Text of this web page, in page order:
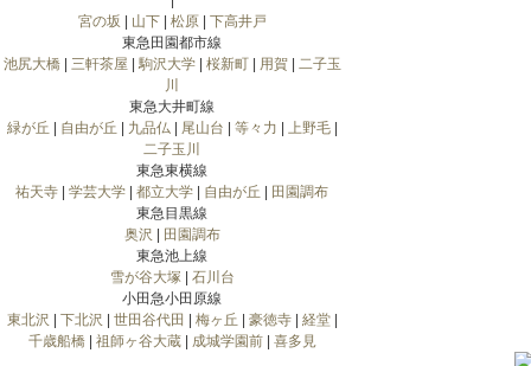
宮の坂
山下| 松原| 下高井戸
東急田園都市線
池尻大橋| 三軒茶屋 駒沢大学| 桜新町| 用賀| 二子玉
川
東急大井町線
緑が丘
自由が丘 九品仏| 尾山台 等々力 上野毛|
二子玉川
東急東横線
祐天寺
学芸大学 都立大学 自由が丘
田園調布
東急目黒線
奥沢
田園調布
東急池上線
雪が谷大塚| 石川台
小田急小田原線
東北沢
下北沢 世田谷代田 梅ヶ丘 豪徳寺| 経堂|
千歳船橋| 祖師ヶ谷大蔵| 成城学園前| 喜多見